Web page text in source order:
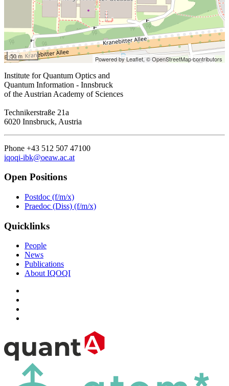
50 m Powered by Leaflet,© OpenStreetMap contributors
Institute for Quantum Optics and
Quantum Information - Innsbruck
of the Austrian Academy of Sciences
Technikerstraße 21a
6020 Innsbruck, Austria
Phone +43 512 507 47100
iqoqi-ibk@oeaw.ac.at
Open Positions
Postdoc (f/m/x)
Praedoc (Diss) (f/m/x)
Quicklinks
People
News
Publications
About IQOQI